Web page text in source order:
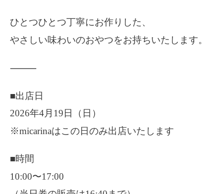
ひとつひとつ丁寧にお作りした、
やさしい味わいのおやつをお持ちいたします。
⸻
■出店日
2026年4月19日（日）
※micarinaはこの日のみ出店いたします
■時間
10:00〜17:00